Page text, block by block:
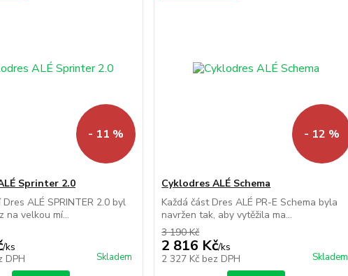
- 11 %
Sprinter 2.0
ALÉ SPRINTER 2.0 byl
na velkou mí...
/ks
DPH Skladem
- 12 %
Cyklodres ALÉ Schema
Každá část Dres ALÉ PR-E Schema byla
navržen tak, aby vytěžila ma...
3 190 Kč
2 816 Kč/ks
2 327 Kč bez DPH Skladem